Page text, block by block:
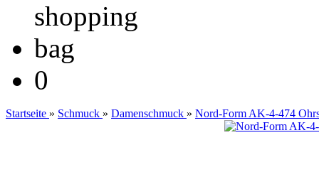
0
Startseite » Schmuck » Damenschmuck » Nord-Form AK-4-474